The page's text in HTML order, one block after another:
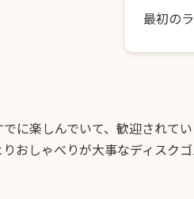
最初の
に楽しんでいて、歓迎され
おしゃべりが大事なディスク